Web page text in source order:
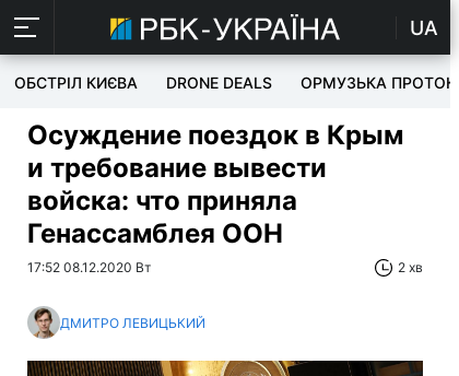
UA
ОБСТРІЛ КИЄВА DRONE DEALS ОРМУЗЬКА ПРОТОКА
Осуждение поездок в Крым
и требование вывести
войска: что приняла
Генассамблея ООН
17:52 08.12.2020 Вт 2 хв
ДМИТРО ЛЕВИЦЬКИЙ